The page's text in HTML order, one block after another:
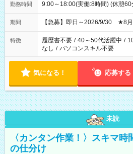
勤務時間 9:00～18:00(実働:8時間) (休憩60
期間 【急募】即日～2026/9/30 ★8月
特徴 履歴書不要 / 40～50代活躍中 /
なし / パソコンスキル不要
気になる！ 応募する
未読
〈カンタン作業！〉スキマ
の仕分け